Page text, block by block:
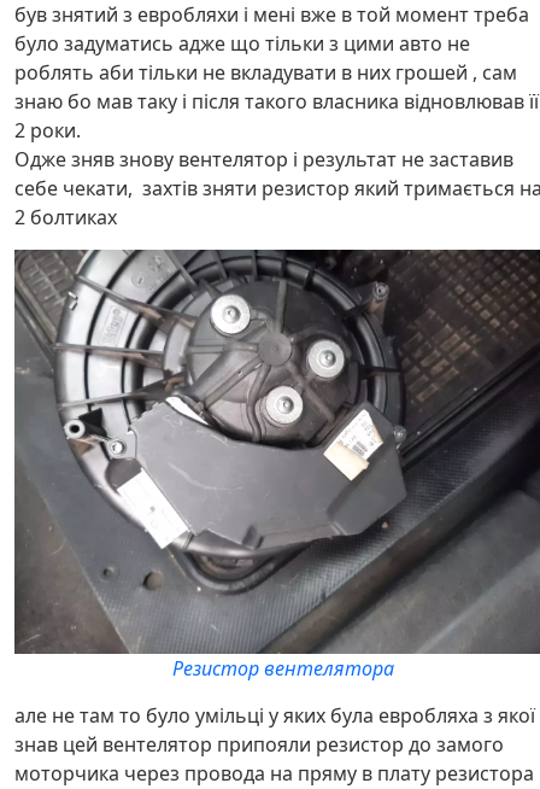
був знятий з евробляхи і мені вже в той момент треба
було задуматись адже що тільки з цими авто не
роблять аби тільки не вкладувати в них грошей , сам
знаю бо мав таку і після такого власника відновлював її
2 роки.
Одже зняв знову вентелятор і результат не заставив
себе чекати, захтів зняти резистор який тримається
2 болтиках
Резистор вентелятора
але не там то було умільці у яких була евробляха з якої
знав цей вентелятор припояли резистор до замого
моторчика через провода на пряму в плату резистора